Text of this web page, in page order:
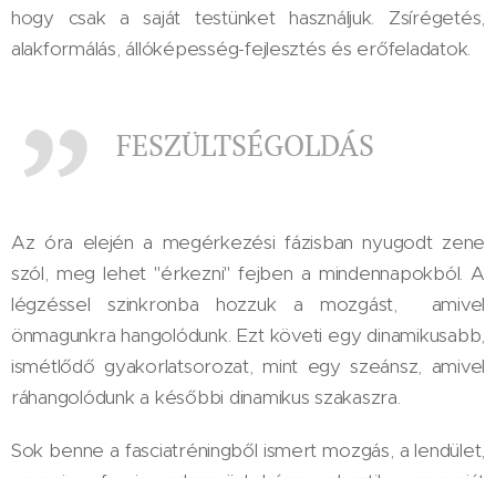
hogy csak a saját testünket használjuk. Zsírégetés,
alakformálás, állóképesség-fejlesztés és erőfeladatok.
FESZÜLTSÉGOLDÁS
Az óra elején a megérkezési fázisban nyugodt zene
szól, meg lehet "érkezni" fejben a mindennapokból. A
légzéssel szinkronba hozzuk a mozgást, amivel
önmagunkra hangolódunk. Ezt követi egy dinamikusabb,
ismétlődő gyakorlatsorozat, mint egy szeánsz, amivel
ráhangolódunk a későbbi dinamikus szakaszra.
Sok benne a fasciatréningből ismert mozgás, a lendület,